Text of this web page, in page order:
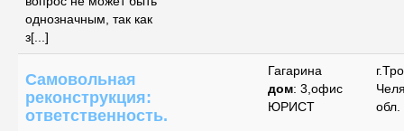
однозначным, так как
з[...]
Самовольная
реконструкция:
ответственность.
Гагарина
дом: 3,офис
ЮРИСТ
обл.